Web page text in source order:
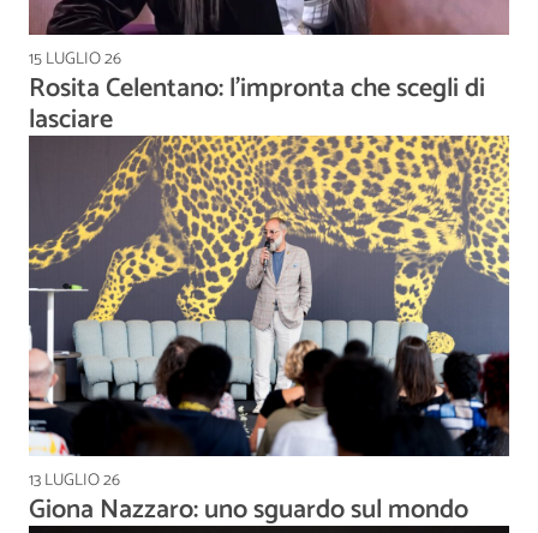
15 LUGLIO 26
Rosita Celentano: l’impronta che scegli di
lasciare
13 LUGLIO 26
Giona Nazzaro: uno sguardo sul mondo